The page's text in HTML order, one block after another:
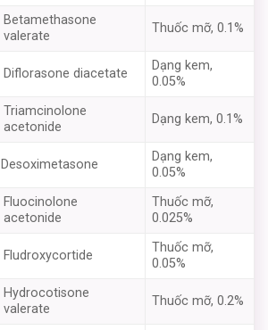
Betamethasone
valerate
Thuốc mỡ, 0.1%
Diflorasone diacetate
Dạng kem,
0.05%
Triamcinolone
acetonide
Dạng kem, 0.1%
Desoximetasone
Dạng kem,
0.05%
Fluocinolone
acetonide
Thuốc mỡ,
0.025%
Fludroxycortide
Thuốc mỡ,
0.05%
Hydrocotisone
valerate
Thuốc mỡ, 0.2%